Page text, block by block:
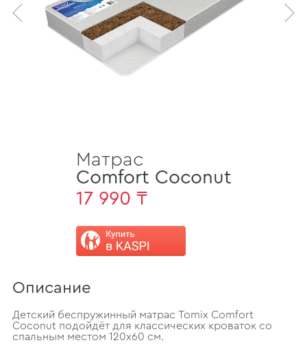
Матрас
Comfort Coconut
17 990 ₸
Описание
Детский беспружинный матрас Tomix Comfort
Coconut подойдёт для классических кроваток со
спальным местом 120х60 см.